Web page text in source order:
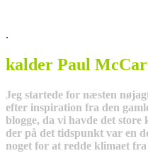
.
kalder Paul
Jeg startede for næsten
efter inspiration fra den
blogge, da vi havde det
der på det tidspunkt var en
noget for at redde klimaet fra